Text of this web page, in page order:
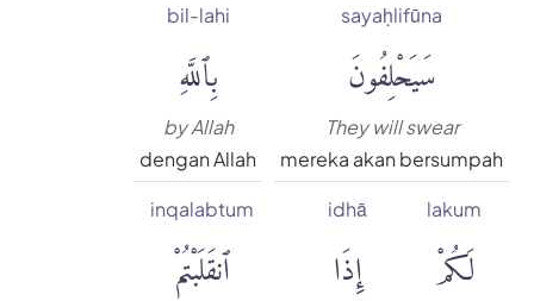
sayaḥlifūna
سَيَحْلِفُونَ
They will swear
mereka akan bersumpah
bil-lahi
بِٱللَّهِ
by Allah
dengan Allah
lakum
لَكُمْ
idhā
إِذَا
inqalabtum
ٱنقَلَبْتُمْ